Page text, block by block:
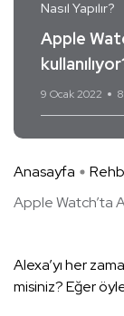
Nasıl Yapılır?
Apple
9 Ocak 2022
Anasayfa
Apple Watch’ta
Alexa’yı her
misiniz? Eğer